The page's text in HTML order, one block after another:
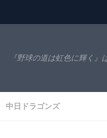
『野球の道は虹色に輝く』
中日ドラゴンズ